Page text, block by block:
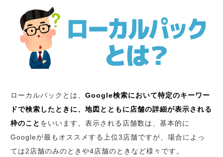
ローカルパックとは、Google検索において特定のキーワー
ドで検索したときに、地図とともに店舗の詳細が表示される
枠のこと をいいます。表示される店舗数は、基本的に
Googleが最もオススメする上位3店舗ですが、場合によっ
ては2店舗のみのときや4店舗のときなど様々です。